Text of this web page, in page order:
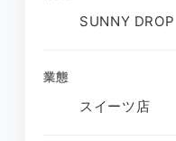
SUNNY DROP
業態
スイーツ店